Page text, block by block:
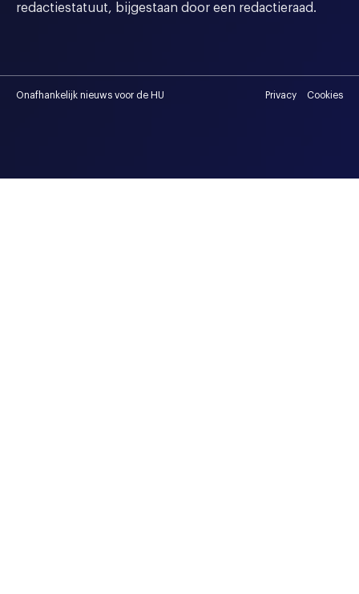
redactiestatuut, bijgestaan door een redactieraad.
Onafhankelijk nieuws voor de HU Privacy Cookies